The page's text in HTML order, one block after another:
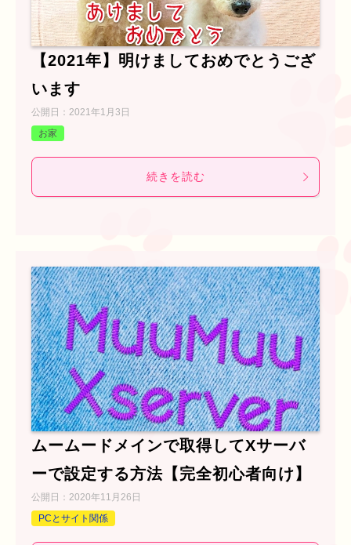
【2021年】明けましておめでとうござ
います
公開日： 2021年1月3日
お家
続きを読む
ムームードメインで取得してXサーバ
ーで設定する方法【完全初心者向け】
公開日： 2020年11月26日
PCとサイト関係